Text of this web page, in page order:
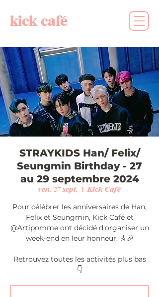
kick café
STRAYKIDS Han/ Felix/
Seungmin Birthday - 27
au 29 septembre 2024
ven. 27 sept.
  |
Kick Café
Pour célébrer les anniversaires de Han,
Felix et Seungmin, Kick Café et
@Artipomme ont décidé d'organiser un
week-end en leur honneur. 🎸🎉
Retrouvez toutes les activités plus bas
👇